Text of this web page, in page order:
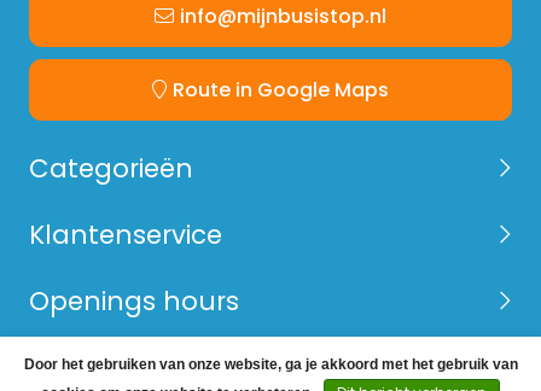
info@mijnbusistop.nl
Route in Google Maps
Categorieën
Klantenservice
Openings hours
© Copyright 2026 Mijn Bus is Top -Webshop laten
Door het gebruiken van onze website, ga je akkoord met het gebruik van